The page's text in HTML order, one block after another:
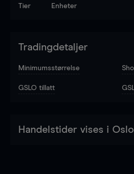
Tier Enheter
Tradingdetaljer
Minimumsstørrelse
GSLO tillatt
Handelstider vises i